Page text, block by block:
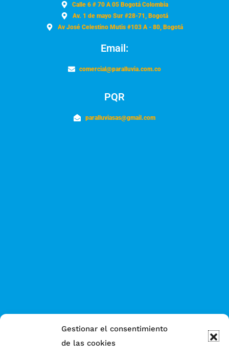
Gestionar el consentimiento
de las cookies
Calle 6 # 70 A 05 Bogotá Colombia
Av. 1 de mayo Sur #28-71, Bogotá
Av José Celestino Mutis #103 A - 80, Bogotá
Email:
comercial@paralluvia.com.co
PQR
paralluviasas@gmail.com